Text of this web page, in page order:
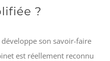
?
développe son savoir-faire
est réellement reconnu